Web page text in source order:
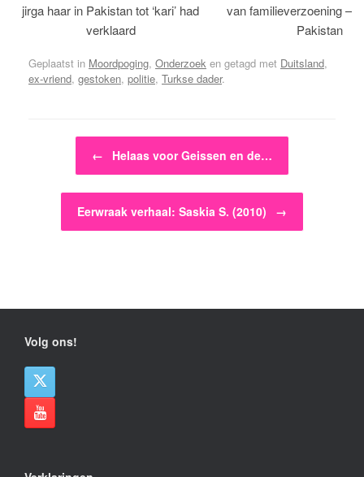
jirga haar in Pakistan tot ‘kari’ had
verklaard
van familieverzoening –
Pakistan
Geplaatst in Moordpoging, Onderzoek en getagd met Duitsland,
ex-vriend, gestoken, politie, Turkse dader.
Bericht navigatie
← Helaas voor Geissen en de…
Eerwraak verhaal: Saskia S. (2010) →
Volg ons!